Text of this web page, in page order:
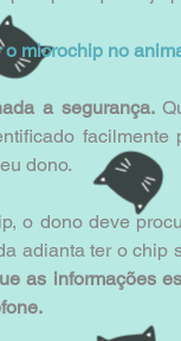
microchip no
a segurança.
dono.
o dono deve
as informações